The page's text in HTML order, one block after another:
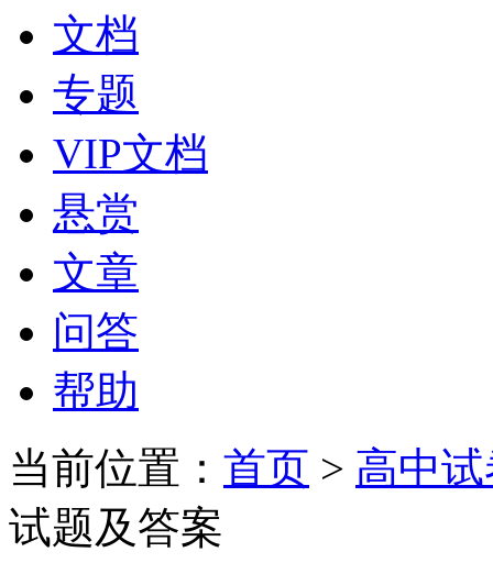
文档
专题
VIP文档
悬赏
文章
问答
帮助
当前位置： 首页 > 高中
试题及答案